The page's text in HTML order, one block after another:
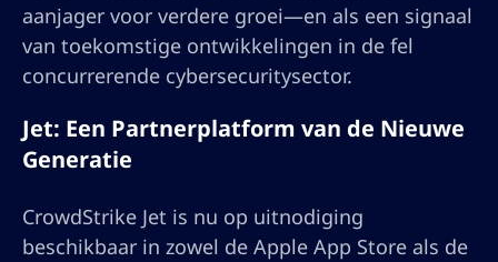
aanjager voor verdere groei—en als een signaal
van toekomstige ontwikkelingen in de fel
concurrerende cybersecuritysector.
Jet: Een Partnerplatform van de Nieuwe
Generatie
CrowdStrike Jet is nu op uitnodiging
beschikbaar in zowel de Apple App Store als de